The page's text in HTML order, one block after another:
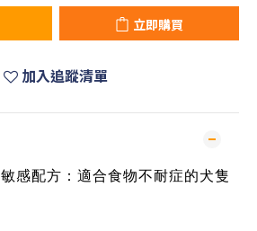
立即購買
加入追蹤清單
敏感配方：適合食物不耐症的犬隻